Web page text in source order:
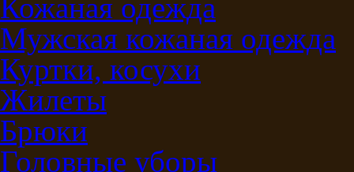
Кожаная одежда
Мужская кожаная одежда
Куртки, косухи
Жилеты
Брюки
Головные уборы